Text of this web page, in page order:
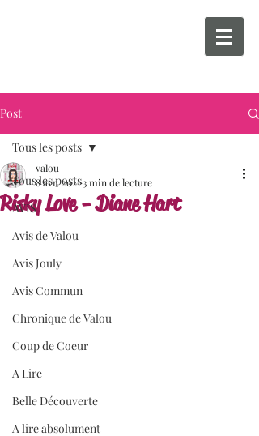
Post
Tous les posts
AVIS
Avis de Valou
Avis Jouly
Avis Commun
Chronique de Valou
Coup de Coeur
A Lire
Belle Découverte
A lire absolument
Tous les posts
Risky Love - Diane Hart
valou
8 avr. 20213 min de lecture